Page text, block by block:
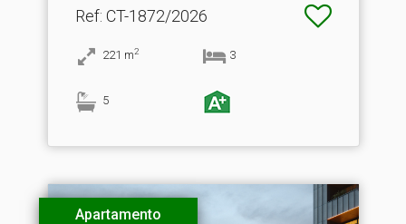
Ref: CT-1872/2026
221 m2 3
5
Apartamento